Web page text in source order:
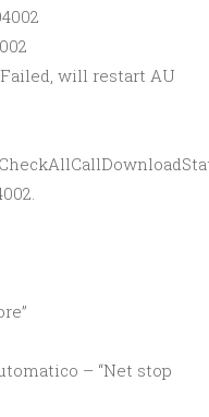
will restart AU
– “Net stop